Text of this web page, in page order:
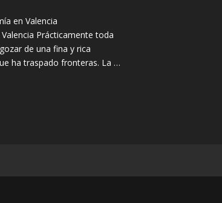
en Valencia
Prácticamente toda
de una fina y rica
ha traspado fronteras. La …